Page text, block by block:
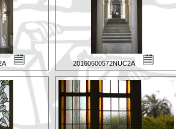
20160600572NUC2A